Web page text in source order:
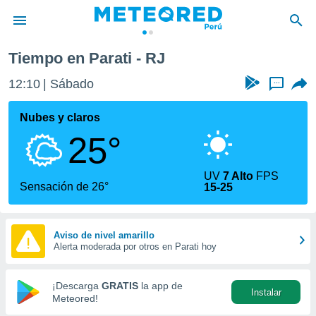
de
ha sido
calidad.
a este
las
y
forma
digital
basada
Tiempo en Parati - RJ
12:10 Sábado ...
Nubes y claros
25°
Sensación de 26°
UV7 Alto FPS
15-25
Aviso de nivel amarillo
Alerta moderada por otros en Parati hoy
¡Descarga GRATIS la app de
Meteored!
Instalar